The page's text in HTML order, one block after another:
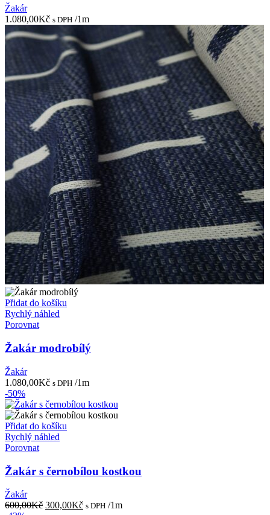
Žakár
1.080,00Kč s DPH /1m
Přidat do košíku
Rychlý náhled
Porovnat
Žakár modrobílý
Žakár
1.080,00Kč s DPH /1m
-50%
Přidat do košíku
Rychlý náhled
Porovnat
Žakár s černobílou kostkou
Žakár
600,00Kč Původní
300,00KčAktuální
s DPH /1m